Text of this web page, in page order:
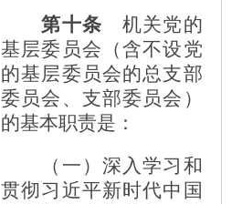
第十条 机关党的
基层委员会（含不设党
的基层委员会的总支部
委员会、支部委员会）
的基本职责是：
（一）深入学习和
贯彻习近平新时代中国